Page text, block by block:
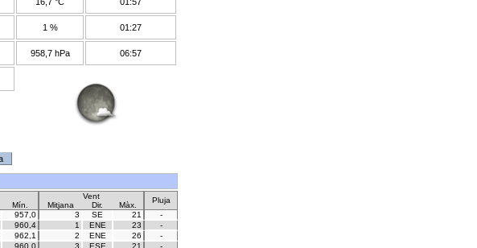
1 % 01:27
958,7 hPa 06:57
Vent Pluja
Mín. Mitjana Dir.
Màx.
957,0 3 SE 21
-
960,4 1 ENE 23
-
962,1 2 ENE 26
-
960,0 3 ESE 21 -